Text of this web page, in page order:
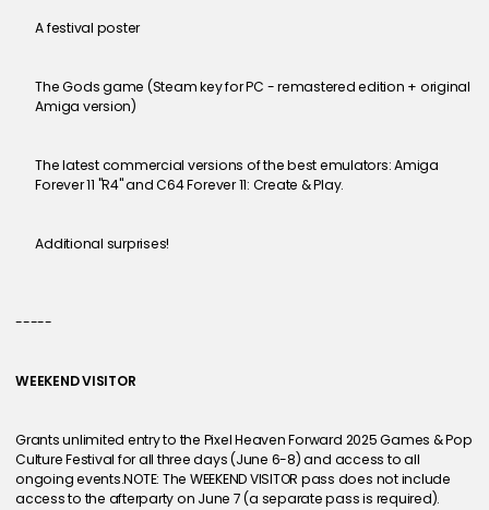
A festival poster
The Gods game (Steam key for PC - remastered edition + original
Amiga version)
The latest commercial versions of the best emulators: Amiga
Forever 11 "R4" and C64 Forever 11: Create & Play.
Additional surprises!
-----
WEEKEND VISITOR
Grants unlimited entry to the Pixel Heaven Forward 2025 Games & Pop
Culture Festival for all three days (June 6-8) and access to all
ongoing events.NOTE: The WEEKEND VISITOR pass does not include
access to the afterparty on June 7 (a separate pass is required).